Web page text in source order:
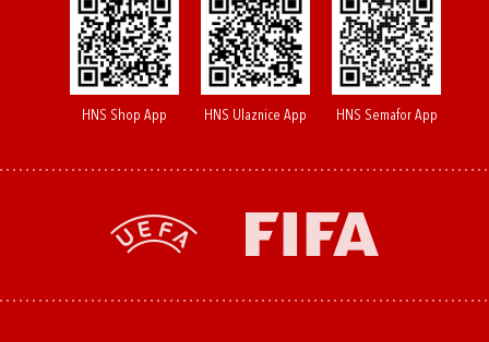
HNS Shop App HNS Ulaznice App HNS Semafor App